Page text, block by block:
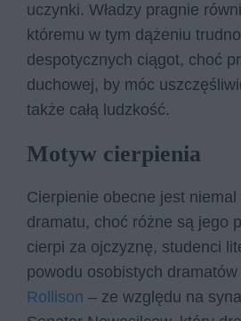
uczynki. Władzy pragnie
któremu w tym dążeniu
despotycznych ciągot, choć
duchowej, by móc
także całą ludzkość.
Motyw cierpienia
Cierpienie obecne jest
dramatu, choć różne są jego
cierpi za ojczyznę, studenci
powodu osobistych
Rollison – ze względu na